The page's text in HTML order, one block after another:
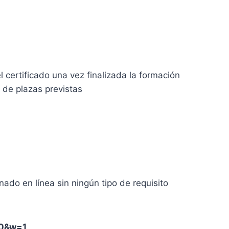
certificado una vez finalizada la formación
plazas previstas
en línea sin ningún tipo de requisito